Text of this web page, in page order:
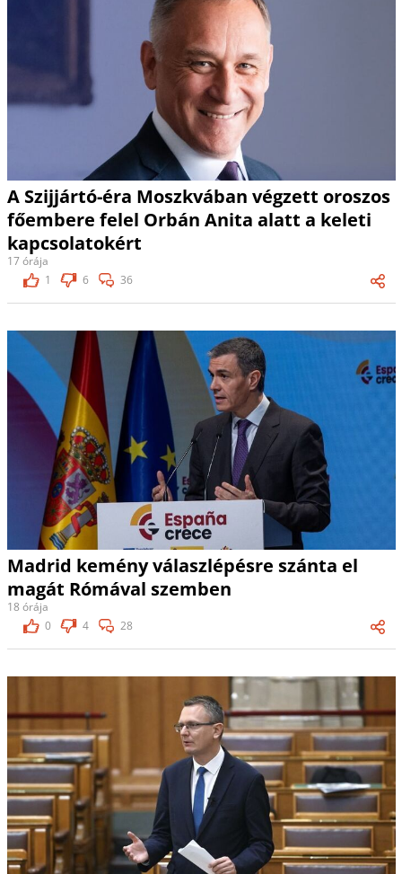
A Szijjártó-éra Moszkvában végzett oroszos
főembere felel Orbán Anita alatt a keleti
kapcsolatokért
17 órája
1
6 36
Madrid kemény válaszlépésre szánta el
magát Rómával szemben
18 órája
0
4 28